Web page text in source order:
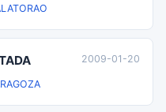
2009-01-20